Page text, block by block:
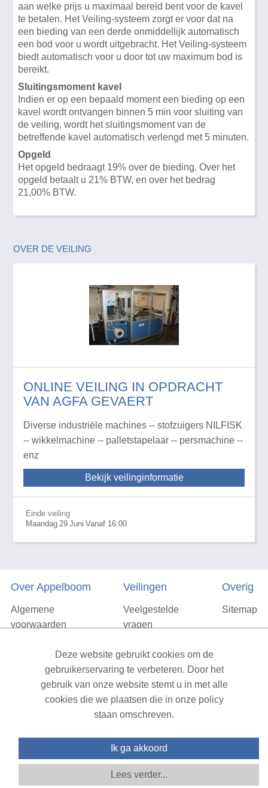
aan welke prijs u maximaal bereid bent voor de kavel
te betalen. Het Veiling-systeem zorgt er voor dat na
een bieding van een derde onmiddellijk automatisch
een bod voor u wordt uitgebracht. Het Veiling-systeem
biedt automatisch voor u door tot uw maximum bod is
bereikt.
Sluitingsmoment kavel
Indien er op een bepaald moment een bieding op een
kavel wordt ontvangen binnen 5 min voor sluiting van
de veiling, wordt het sluitingsmoment van de
betreffende kavel automatisch verlengd met 5 minuten.
Opgeld
Het opgeld bedraagt 19% over de bieding. Over het
opgeld betaalt u 21% BTW, en over het bedrag
21,00% BTW.
OVER DE VEILING
ONLINE VEILING IN OPDRACHT
VAN AGFA GEVAERT
Diverse industriële machines -- stofzuigers NILFISK
-- wikkelmachine -- palletstapelaar -- persmachine --
enz
Bekijk veilinginformatie
Einde veiling
Maandag 29 Juni Vanaf 16:00
Over Appelboom
Algemene
voorwaarden
Vacatures
Contact
Veilingen
Veelgestelde
vragen
Overig
Sitemap
| All rights reserved v1.7.6 (NAD-WEB-2)
Deze website gebruikt cookies om de
gebruikerservaring te verbeteren. Door het
gebruik van onze website stemt u in met alle
cookies die we plaatsen die in onze policy
staan omschreven.
Ik ga akkoord
Lees verder...